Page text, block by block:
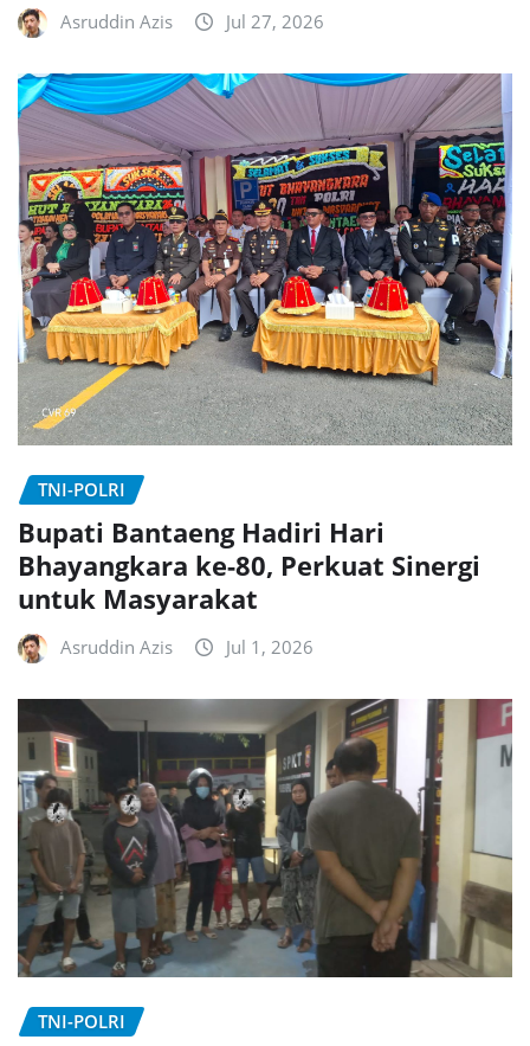
Asruddin Azis Jul 27, 2026
TNI-POLRI
Bupati Bantaeng Hadiri Hari
Bhayangkara ke-80, Perkuat Sinergi
untuk Masyarakat
Asruddin Azis Jul 1, 2026
TNI-POLRI